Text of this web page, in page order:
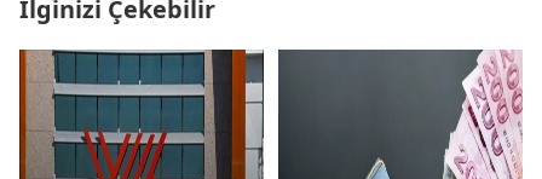
İlginizi Çekebilir